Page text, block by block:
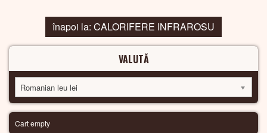
înapoi la: CALORIFERE INFRAROSU
VALUTĂ
Romanian leu lei
Cart empty